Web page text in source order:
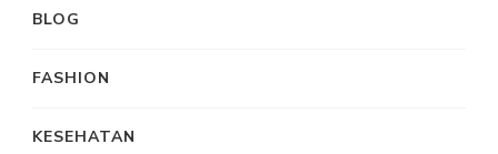
BLOG
FASHION
KESEHATAN